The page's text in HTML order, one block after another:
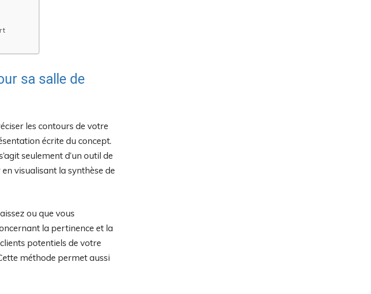
sa salle de
les contours de votre
écrite du concept.
seulement d’un outil de
visualisant la synthèse de
ou que vous
la pertinence et la
potentiels de votre
méthode permet aussi